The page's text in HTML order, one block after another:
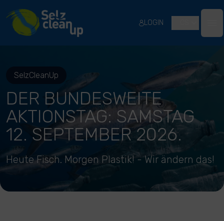
River Cleanup
LOGIN
SelzCleanUp
DER BUNDESWEITE
AKTIONSTAG: SAMSTAG
12. SEPTEMBER 2026.
Heute Fisch. Morgen Plastik! - Wir ändern das!